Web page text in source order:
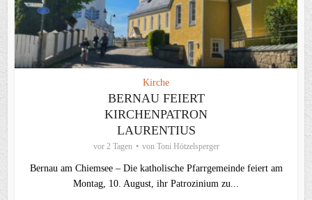
Kirche
BERNAU FEIERT
KIRCHENPATRON
LAURENTIUS
vor 2 Tagen von Toni Hötzelsperger
Bernau am Chiemsee – Die katholische Pfarrgemeinde feiert am
Montag, 10. August, ihr Patrozinium zu...